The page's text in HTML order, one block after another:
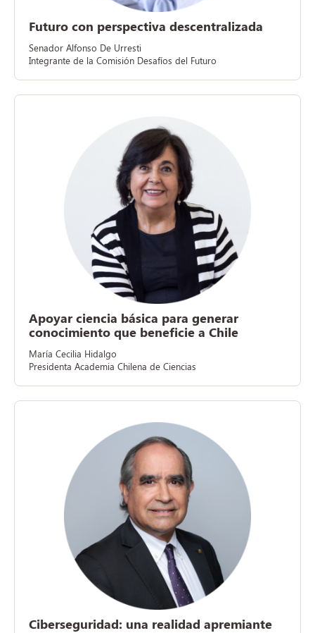
Futuro con perspectiva descentralizada
Senador Alfonso De Urresti
Integrante de la Comisión Desafíos del Futuro
Apoyar ciencia básica para generar
conocimiento que beneficie a Chile
María Cecilia Hidalgo
Presidenta Academia Chilena de Ciencias
Ciberseguridad: una realidad apremiante